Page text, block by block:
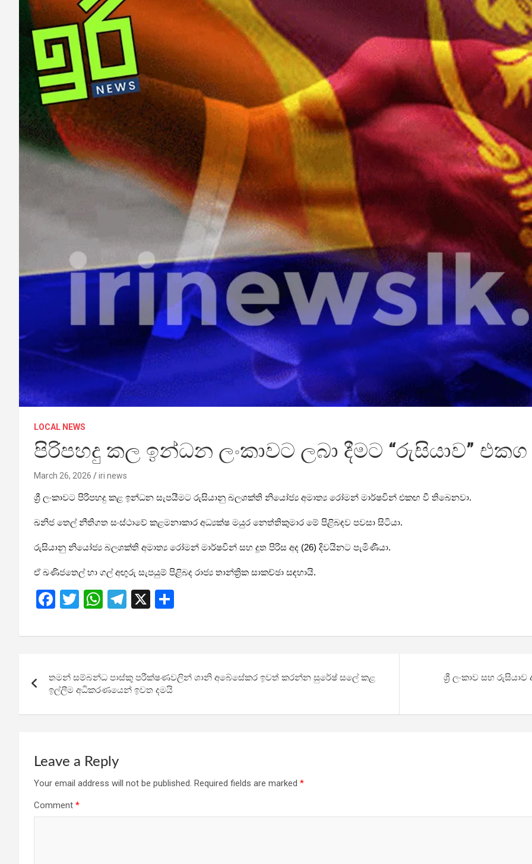
LOCAL NEWS
පිරිපහදු කල ඉන්ධන ලංකාවට ලබා දීමට “රුසියාව”
March 26, 2026 iri news
ශ්‍රී ලංකාවට පිරිපහදු කළ ඉන්ධන සැපයීමට රුසියානු බලශක්ති නියෝජ්‍ය අමාත්‍ය රෝමන් මාර්ෂවින් එකඟ වී තිබෙනවා.
ඛනිජ තෙල් නීතිගත සංස්ථාවේ කළමනාකාර අධ්‍යක්ෂ මයුර නෙත්තිකුමාර මේ පිළිබඳව පවසා සිටියා.
රුසියානු නියෝජ්‍ය බලශක්ති අමාත්‍ය රෝමන් මාර්ෂවින් සහ දූත පිරිස අද (26) දිවයිනට පැමිණීයා.
ඒ ඛණිජතෙල් හා ගල් අඟුරු සැපයුම් පිළිබද රාජ්‍ය තාන්ත්‍රික සාකච්ඡා සඳහායි.
F
ce
o
o
k
T
tt
W
at
A
p
p
T
e
a
m
X
ar
navigation
තමන් සම්බන්ධ පාස්කු පරීක්ෂණවලින් ශානි අබේසේකර ඉවත් කරන්න සුරේෂ් සලේ කළ
ඉල්ලීම අධිකරණයෙන් ඉවත දමයි
ශ්‍රී ලංකාව සහ
Leave a Reply
Your email address will not be published. Required fields are marked *
Comment *